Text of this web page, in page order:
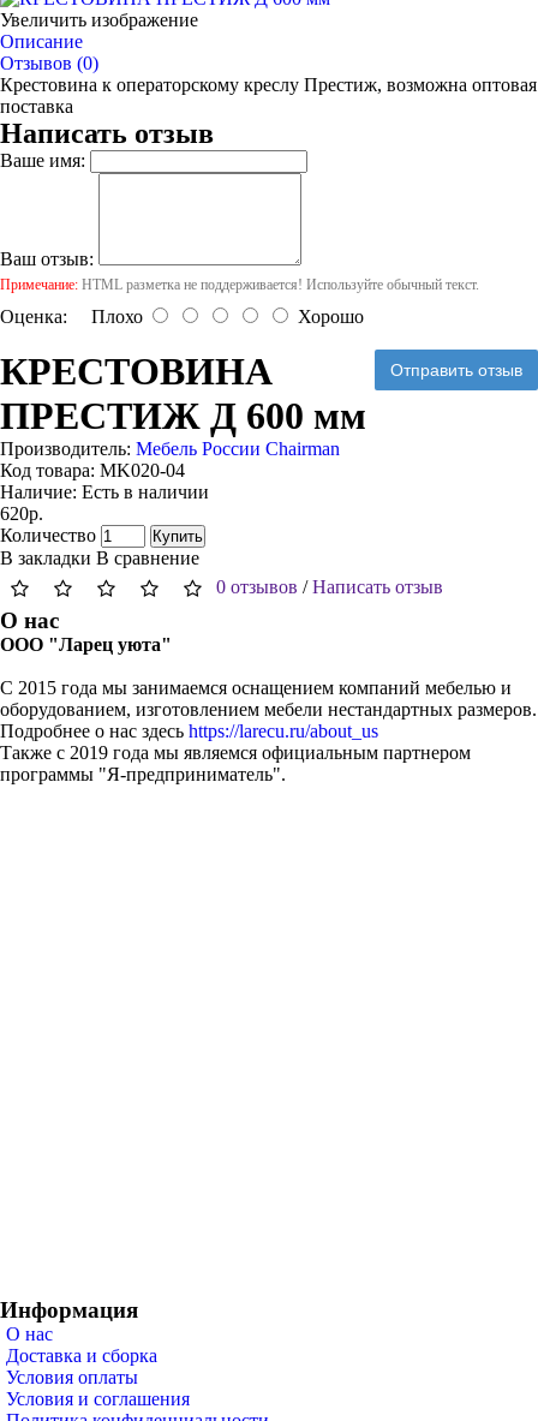
Увеличить изображение
Описание
Отзывов (0)
Крестовина к операторскому креслу Престиж, возможна оптовая
поставка
Написать отзыв
Ваше имя:
Ваш отзыв:
Примечание: HTML разметка не поддерживается! Используйте обычный текст.
Оценка: Плохо Хорошо
Отправить отзыв
КРЕСТОВИНА
ПРЕСТИЖ Д 600 мм
Производитель: Мебель России Chairman
Код товара: MK020-04
Наличие: Есть в наличии
620р.
Количество
Купить
В закладки В сравнение
0 отзывов /Написать отзыв
О нас
ООО "Ларец уюта"
С 2015 года мы занимаемся оснащением компаний мебелью и
оборудованием, изготовлением мебели нестандартных размеров.
Подробнее о нас здесь https://larecu.ru/about_us
Также с 2019 года мы являемся официальным партнером
программы "Я-предприниматель".
Информация
О нас
Доставка и сборка
Условия оплаты
Условия и соглашения